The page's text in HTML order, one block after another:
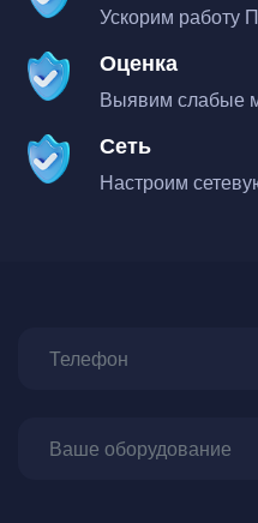
Ускорим работу
Оценка
Выявим слабые
Сеть
Настроим